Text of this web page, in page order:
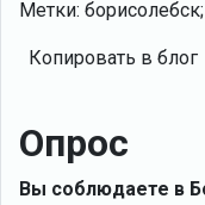
Метки:
Копировать в блог
Опрос
Вы соблюдаете в